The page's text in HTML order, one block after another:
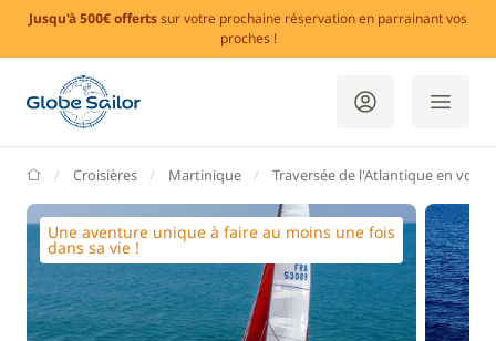
Jusqu'à 500€ offertssur votre prochaine réservation en parrainant vos
proches !
GlobeSailor
Croisières Martinique Traversée de l'Atlantique en voilier
Une aventure unique à faire au moins une fois
dans sa vie !